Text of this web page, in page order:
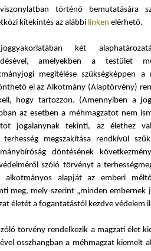
történő bemutatására
kitekintés az alábbi linken elérhető.
két
amelyekben a testület
megítélése szükségképpen a
el az Alkotmány (Alaptörvény)
hogy tartozzon. (Amennyiben a
az esetben a méhmagzatot nem
jogalanynak tekinti, az élethez
megszakítása rendkívül
döntésének
szóló törvényt a
alkotmányos alapját az emberi
meg, mely szerint „minden embernek
életét a fogantatástól kezdve védelem
törvény rendelkezik a magzati élet
összhangban a méhmagzat kiemelt